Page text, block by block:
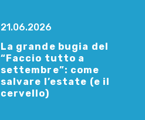
21.06.2026
La grande bugia del
“Faccio tutto a
settembre”: come
salvare l’estate (e il
cervello)